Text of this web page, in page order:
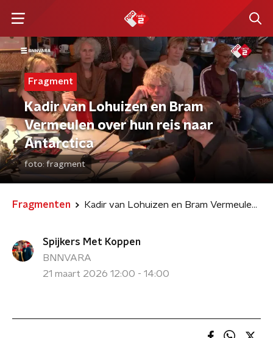
Fragment
Kadir van Lohuizen en Bram
Vermeulen over hun reis naar
Antarctica
foto: fragment
Fragmenten Kadir van Lohuizen en Bram Vermeulen over hun reis naar Antarctica
Spijkers Met Koppen
BNNVARA
21 maart 2026 12:00 - 14:00